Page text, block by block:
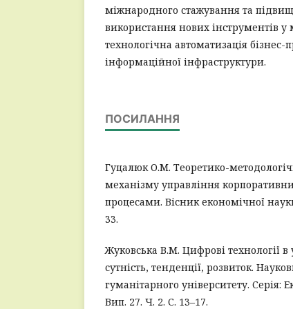
міжнародного стажування та
використання нових інструментів у
технологічна автоматизація бізнес-
інформаційної інфраструктури.
ПОСИЛАННЯ
Гуцалюк О.М. Теоретико-
механізму управління
процесами. Вісник економічної
33.
Жуковська В.М. Цифрові технології
сутність, тенденції, розвиток.
гуманітарного університету. Серія:
Вип. 27. Ч. 2. С. 13–17.